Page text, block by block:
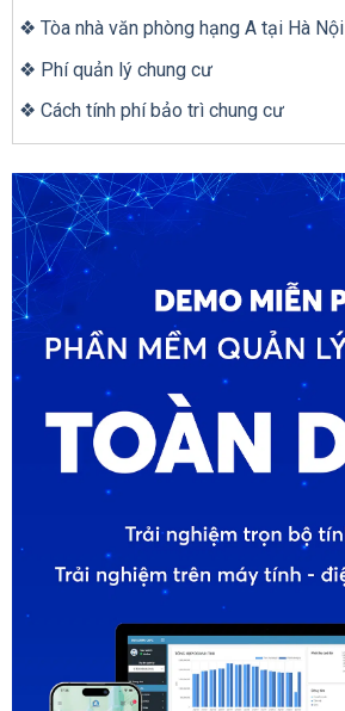
❖ Tòa nhà văn phòng hạng A tại Hà Nội
❖ Phí quản lý chung cư
❖ Cách tính phí bảo trì chung cư